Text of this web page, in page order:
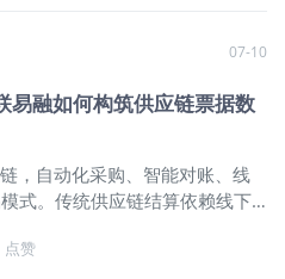
置了可
审核规
同融资
范。这
企业，自动关联企业曾用名、总
可视化。 2. 资产审核：三维交
要素表 + 全套附件”进行三大维
发票金额、债务人、合同名
键字段。支持连号发票自动查
水印和签章干扰的非标附件识
别准确率 99% 以上。 3. 中登
合增长率12.8%，预计2030年达
向数据驱动和动态风控转变；
期LPR从2023年1月的3.65%降
动融资需求释放。 AI大模型使
自动化程度提升90%，中小企
降至0.3%以下。《蓝皮书》明
将从“分析辅助”走向“任务执
式升级 2022年国务院国资委推
07-10
融如何构筑供应链票据数
，自动化采购、智能对账、线
式。传统供应链结算依赖线下
配AI自动化、全链路数字化的
点赞